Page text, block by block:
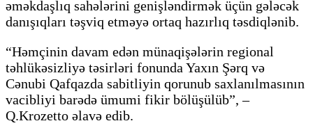
əməkdaşlıq sahələrini genişləndirmək üçün gələcək
danışıqları təşviq etməyə ortaq hazırlıq təsdiqlənib.
“Həmçinin davam edən münaqişələrin regional
təhlükəsizliyə təsirləri fonunda Yaxın Şərq və
Cənubi Qafqazda sabitliyin qorunub saxlanılmasının
vacibliyi barədə ümumi fikir bölüşülüb”, –
Q.Krozetto əlavə edib.